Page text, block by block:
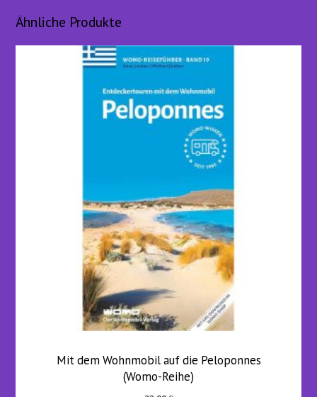
Ähnliche Produkte
Mit dem Wohnmobil auf die Peloponnes
(Womo-Reihe)